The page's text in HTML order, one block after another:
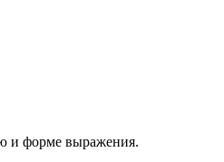
и форме выражения.